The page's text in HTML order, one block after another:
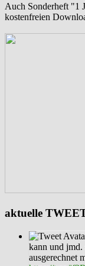
Auch Sonderheft "1
kostenfreien
aktuelle
kann und jmd.
ausgerechnet